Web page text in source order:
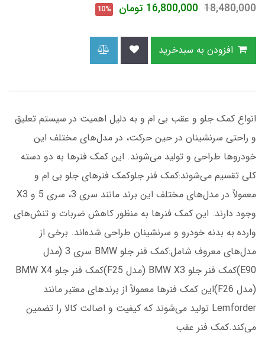
18,480,000
16,800,000 تومان 10%
انواع کمک جلو و عقب بی ام و به دلیل اهمیت در سیستم تعلیق
و راحتی سرنشینان در حین حرکت، در مدل‌های مختلف این
خودروها طراحی و تولید می‌شوند. این کمک فنرها به دو دسته
کلی تقسیم می‌شوند:کمک فنر جلوکمک فنرهای جلو بی ام و
معمولاً در مدل‌های مختلف این برند مانند سری 3، سری 5 و X3
وجود دارند. این کمک فنرها به منظور کاهش ضربات و تنش‌های
وارده به بدنه خودرو و سرنشینان طراحی شده‌اند. برخی از
مدل‌های معروف شامل:کمک فنر جلو BMW سری 3 (مدل
E90)کمک فنر جلو BMW X3 (مدل F25)کمک فنر جلو BMW X4
(مدل F26)این کمک فنرها معمولاً از برندهای معتبر مانند
Lemforder تولید می‌شوند که کیفیت و اصالت کالا را تضمین
می‌کند.کمک فنر عقب